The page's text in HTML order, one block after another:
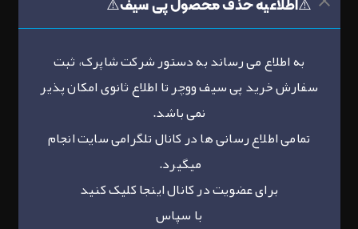
به اطلاع می رساند به دستور شرکت شاپرک، ثبت
سفارش خرید پی سیف ووچر تا اطلاع ثانوی امکان پذیر
نمی باشد.
تمامی اطلاع رسانی ها در کانال تلگرامی سایت انجام
میگیرد.
برای عضویت در کانالاینجاکلیک کنید
با سپاس